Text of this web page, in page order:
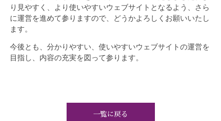
り見やすく、より使いやすいウェブサイトとなるよう、さら
に運営を進めて参りますので、どうかよろしくお願いいたし
ます。
今後とも、分かりやすい、使いやすいウェブサイトの運営を
目指し、内容の充実を図って参ります。
一覧に戻る